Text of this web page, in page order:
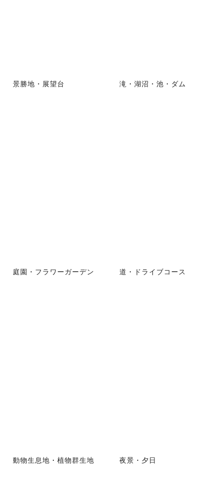
景勝地・展望台 滝・湖沼・池・ダム
庭園・フラワーガーデン 道・ドライブコース
動物生息地・植物群生地 夜景・夕日